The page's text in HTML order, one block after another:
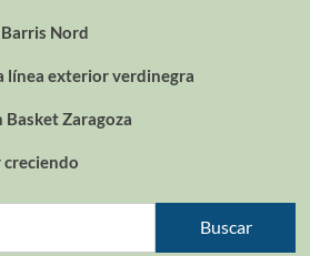
Nord
línea exterior verdinegra
Basket Zaragoza
creciendo